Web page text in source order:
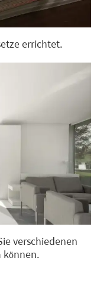
errichtet.
verschiedenen
können.